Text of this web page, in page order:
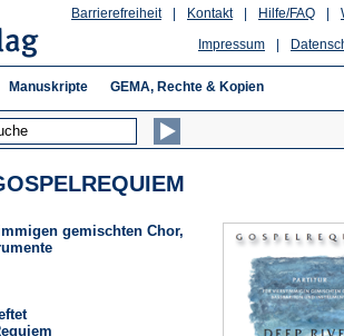
Hilfe/FAQ
Kontakt
Barrierefreiheit
Impressum
Manuskripte GEMA, Rechte & Kopien
gemischten Chor,